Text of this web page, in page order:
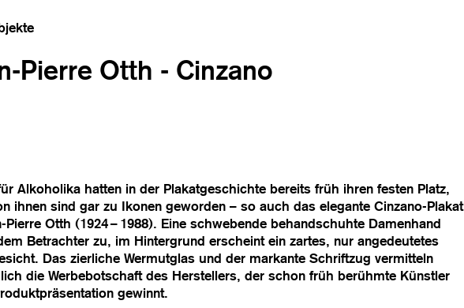
Pierre Otth - Cinzano
Alkoholika hatten in der Plakatgeschichte bereits früh ihren festen Platz,
ihnen sind gar zu Ikonen geworden – so auch das elegante Cinzano-Plakat
Pierre Otth (1924 – 1988). Eine schwebende behandschuhte Damenhand
Betrachter zu, im Hintergrund erscheint ein zartes, nur angedeutetes
Das zierliche Wermutglas und der markante Schriftzug vermitteln
die Werbebotschaft des Herstellers, der schon früh berühmte Künstler
gewinnt.